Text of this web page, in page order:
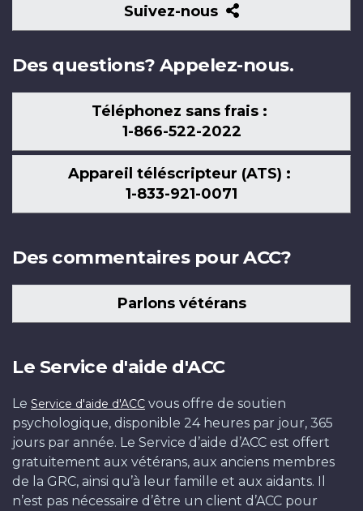
Suivez-nous
Suivez-
nous
Des questions? Appelez-nous.
Téléphonez sans frais :
1-866-522-2022
Appareil téléscripteur (ATS) :
1-833-921-0071
Des commentaires pour ACC?
Parlons vétérans
Le Service d'aide d'ACC
Le Service d'aide d'ACC vous offre de soutien
psychologique, disponible 24 heures par jour, 365
jours par année. Le Service d’aide d’ACC est offert
gratuitement aux vétérans, aux anciens membres
de la GRC, ainsi qu’à leur famille et aux aidants. Il
n’est pas nécessaire d’être un client d’ACC pour